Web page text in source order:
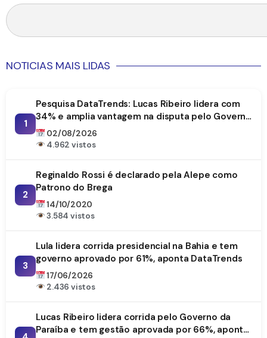
NOTICIAS MAIS LIDAS
1
Pesquisa DataTrends: Lucas Ribeiro lidera com
34% e amplia vantagem na disputa pelo Governo
da Paraíba
02/08/2026
4.962 vistos
2
Reginaldo Rossi é declarado pela Alepe como
Patrono do Brega
14/10/2020
3.584 vistos
3
Lula lidera corrida presidencial na Bahia e tem
governo aprovado por 61%, aponta DataTrends
17/06/2026
2.436 vistos
Lucas Ribeiro lidera corrida pelo Governo da
Paraíba e tem gestão aprovada por 66%, aponta